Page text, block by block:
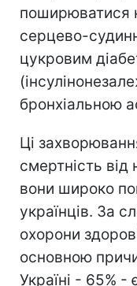
поширюватися
серцево-
цукровим
бронхіальною
Ці
смертність
вони широко
українців. За
охорони
основною
Україні - 65%